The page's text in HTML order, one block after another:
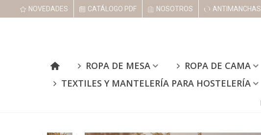
NOVEDADES CATÁLOGO PDF NOSOTROS ANTIMANCHAS
ROPA DE MESA ROPA DE CAMA
TEXTILES Y MANTELERÍA PARA HOSTELERÍA